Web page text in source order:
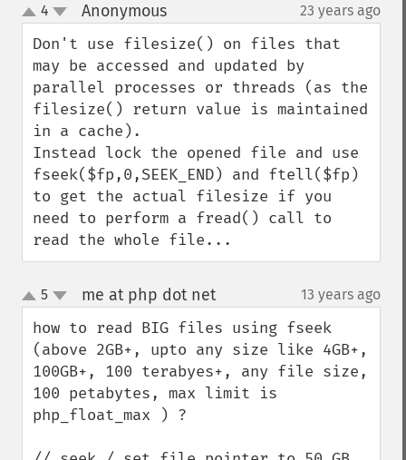
up
down
4 Anonymous¶ 23 years ago
Don't use filesize() on files that
may be accessed and updated by
parallel processes or threads (as the
filesize() return value is maintained
in a cache).
Instead lock the opened file and use
fseek($fp,0,SEEK_END) and ftell($fp)
to get the actual filesize if you
need to perform a fread() call to
read the whole file...
up
down
5 me at php dot net¶ 13 years ago
how to read BIG files using fseek
(above 2GB+, upto any size like 4GB+,
100GB+, 100 terabyes+, any file size,
100 petabytes, max limit is
php_float_max ) ?